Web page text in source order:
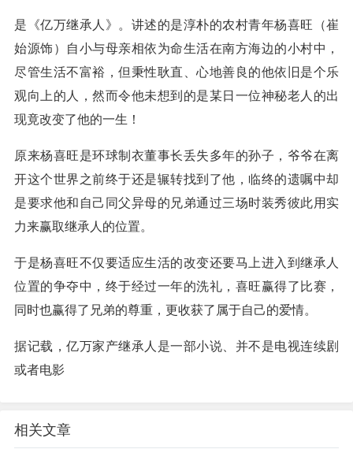
是《亿万继承人》。讲述的是淳朴的农村青年杨喜旺（崔
始源饰）自小与母亲相依为命生活在南方海边的小村中，
尽管生活不富裕，但秉性耿直、心地善良的他依旧是个乐
观向上的人，然而令他未想到的是某日一位神秘老人的出
现竟改变了他的一生！
原来杨喜旺是环球制衣董事长丢失多年的孙子，爷爷在离
开这个世界之前终于还是辗转找到了他，临终的遗嘱中却
是要求他和自己同父异母的兄弟通过三场时装秀彼此用实
力来赢取继承人的位置。
于是杨喜旺不仅要适应生活的改变还要马上进入到继承人
位置的争夺中，终于经过一年的洗礼，喜旺赢得了比赛，
同时也赢得了兄弟的尊重，更收获了属于自己的爱情。
据记载，亿万家产继承人是一部小说、并不是电视连续剧
或者电影
相关文章